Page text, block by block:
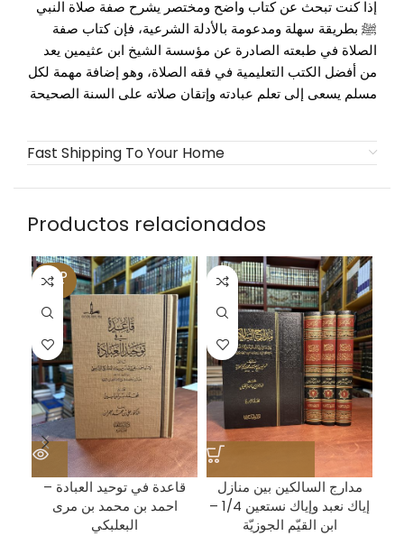
إذا كنت تبحث عن كتاب واضح ومختصر يشرح صفة صلاة النبي
ﷺ بطريقة سهلة ومدعومة بالأدلة الشرعية، فإن كتاب صفة
الصلاة في طبعته الصادرة عن مؤسسة الشيخ ابن عثيمين يعد
من أفضل الكتب التعليمية في فقه الصلاة، وهو إضافة مهمة لكل
مسلم يسعى إلى تعلم عبادته وإتقان صلاته على السنة الصحيحة
Fast Shipping To Your Home
Productos relacionados
SOLD
OUT
قاعدة في توحيد العبادة –
احمد بن محمد بن مرى
البعلبكي
مدارج السالكين بين منازل
إياك نعبد وإياك نستعين 1/4 –
ابن القيّم الجوزيّة